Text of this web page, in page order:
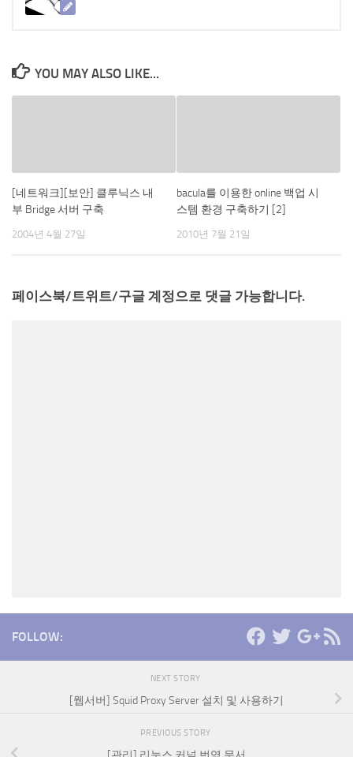
YOU MAY ALSO LIKE...
[네트워크][보안] 클루닉스 내
부 Bridge 서버 구축
2004년 4월 27일
bacula를 이용한 online 백업 시
스템 환경 구축하기 [2]
2010년 7월 21일
페이스북/트위트/구글 계정으로 댓글 가능합니다.
FOLLOW:
NEXT STORY
[웹서버] Squid Proxy Server 설치 및 사용하기
PREVIOUS STORY